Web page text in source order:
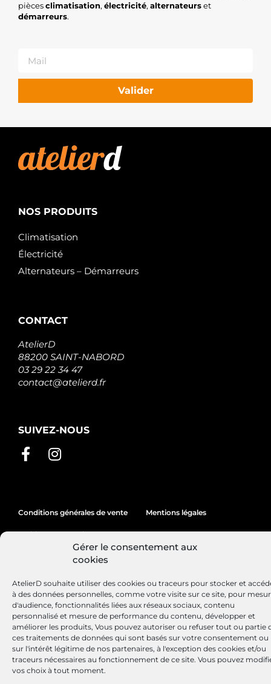
Gérer le consentement aux
cookies
AtelierD souhaite utiliser des cookies ou traceurs pour stocker et
à des données personnelles, comme votre visite sur ce site, pour
d'audience, fonctionnalités liées aux réseaux sociaux, contenu
personnalisé et mesure de performance du contenu, développer et
améliorer les produits, Vous pouvez autoriser ou refuser tout ou partie
ces traitements de données qui sont basés sur votre consentement ou
sur l'intérêt légitime de nos partenaires, à l'exception des cookies et/ou
traceurs nécessaires au fonctionnement de ce site. Vous pouvez
vos choix à tout moment.
piècesclimatisation, électricité, alternateurset
démarreurs.
Valider
NOS PRODUITS
Climatisation
Électricité
Alternateurs – Démarreurs
CONTACT
AtelierD
88200 SAINT-NABORD
03 29 22 34 47
contact@atelierd.fr
SUIVEZ-NOUS
Conditions générales de vente Mentions légales
Politique de cookies
Site réalisé par LézardsCréation